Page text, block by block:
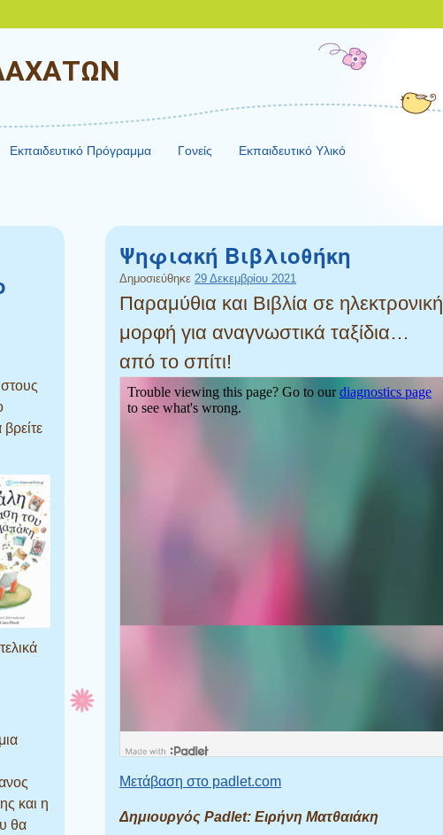
Εκπαιδευτικό Πρόγραμμα Γονείς Εκπαιδευτικό Υλικό
και η
θα
Ψηφιακή Βιβλιοθήκη
Δημοσιεύθηκε 29 Δεκεμβρίου 2021
Παραμύθια και Βιβλία σε ηλεκτρονική
μορφή για αναγνωστικά ταξίδια…
από το σπίτι!
Μετάβαση στο padlet.com
Δημιουργός Padlet: Ειρήνη Ματθαιάκη